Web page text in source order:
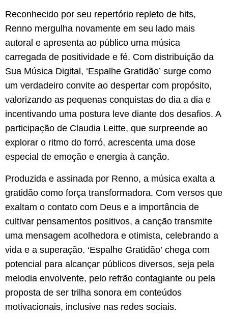
Reconhecido por seu repertório repleto de hits,
Renno mergulha novamente em seu lado mais
autoral e apresenta ao público uma música
carregada de positividade e fé. Com distribuição da
Sua Música Digital, ‘Espalhe Gratidão’ surge como
um verdadeiro convite ao despertar com propósito,
valorizando as pequenas conquistas do dia a dia e
incentivando uma postura leve diante dos desafios. A
participação de Claudia Leitte, que surpreende ao
explorar o ritmo do forró, acrescenta uma dose
especial de emoção e energia à canção.
Produzida e assinada por Renno, a música exalta a
gratidão como força transformadora. Com versos que
exaltam o contato com Deus e a importância de
cultivar pensamentos positivos, a canção transmite
uma mensagem acolhedora e otimista, celebrando a
vida e a superação. ‘Espalhe Gratidão’ chega com
potencial para alcançar públicos diversos, seja pela
melodia envolvente, pelo refrão contagiante ou pela
proposta de ser trilha sonora em conteúdos
motivacionais, inclusive nas redes sociais.